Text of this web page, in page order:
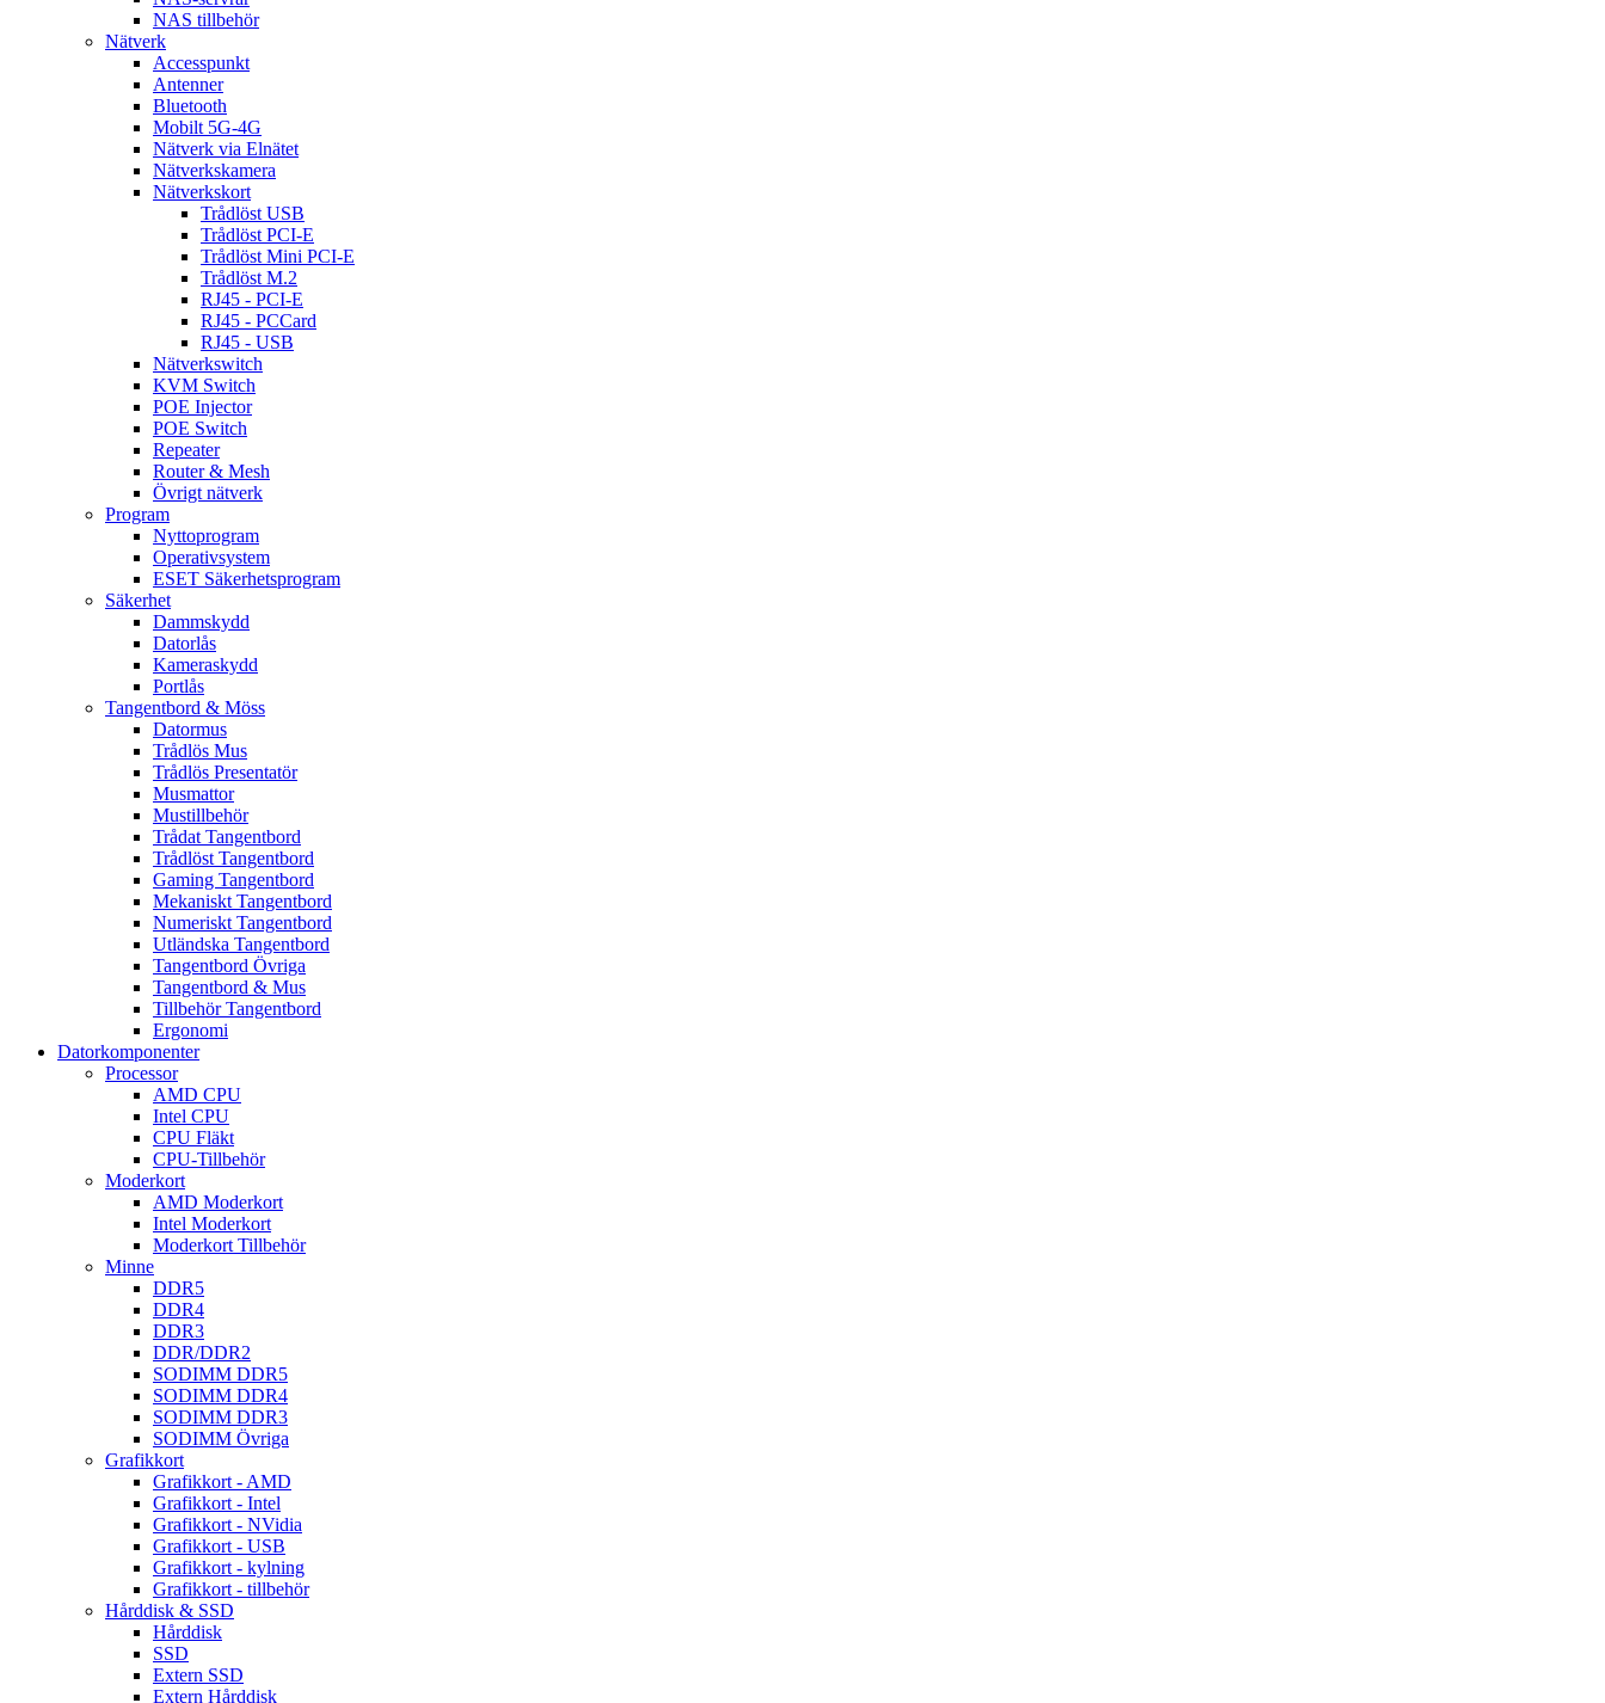
NAS tillbehör
Nätverk
Accesspunkt
Antenner
Bluetooth
Mobilt 5G-4G
Nätverk via Elnätet
Nätverkskamera
Nätverkskort
Trådlöst USB
Trådlöst PCI-E
Trådlöst Mini PCI-E
Trådlöst M.2
RJ45 - PCI-E
RJ45 - PCCard
RJ45 - USB
Nätverkswitch
KVM Switch
POE Injector
POE Switch
Repeater
Router & Mesh
Övrigt nätverk
Program
Nyttoprogram
Operativsystem
ESET Säkerhetsprogram
Säkerhet
Dammskydd
Datorlås
Kameraskydd
Portlås
Tangentbord & Möss
Datormus
Trådlös Mus
Trådlös Presentatör
Musmattor
Mustillbehör
Trådat Tangentbord
Trådlöst Tangentbord
Gaming Tangentbord
Mekaniskt Tangentbord
Numeriskt Tangentbord
Utländska Tangentbord
Tangentbord Övriga
Tangentbord & Mus
Tillbehör Tangentbord
Ergonomi
Datorkomponenter
Processor
AMD CPU
Intel CPU
CPU Fläkt
CPU-Tillbehör
Moderkort
AMD Moderkort
Intel Moderkort
Moderkort Tillbehör
Minne
DDR5
DDR4
DDR3
DDR/DDR2
SODIMM DDR5
SODIMM DDR4
SODIMM DDR3
SODIMM Övriga
Grafikkort
Grafikkort - AMD
Grafikkort - Intel
Grafikkort - NVidia
Grafikkort - USB
Grafikkort - kylning
Grafikkort - tillbehör
Hårddisk & SSD
Hårddisk
SSD
Extern SSD
Extern Hårddisk